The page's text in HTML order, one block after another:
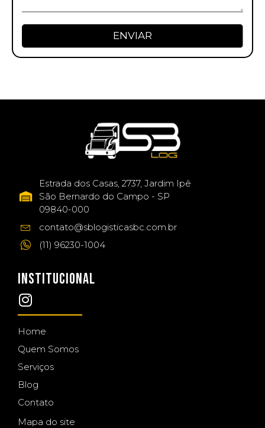
ENVIAR
Estrada dos Casas, 2737, Jardim Ipê
São Bernardo do Campo - SP
09840-000
contato@sblogisticasbc.com.br
(11) 96230-1004
INSTITUCIONAL
Home
Quem Somos
Serviços
Blog
Contato
Mapa do site